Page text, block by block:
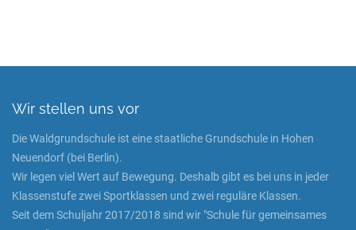
Wir stellen uns vor
Die Waldgrundschule ist eine staatliche Grundschule in Hohen
Neuendorf (bei Berlin).
Wir legen viel Wert auf Bewegung. Deshalb gibt es bei uns in jeder
Klassenstufe zwei Sportklassen und zwei reguläre Klassen.
Seit dem Schuljahr 2017/2018 sind wir "Schule für gemeinsames